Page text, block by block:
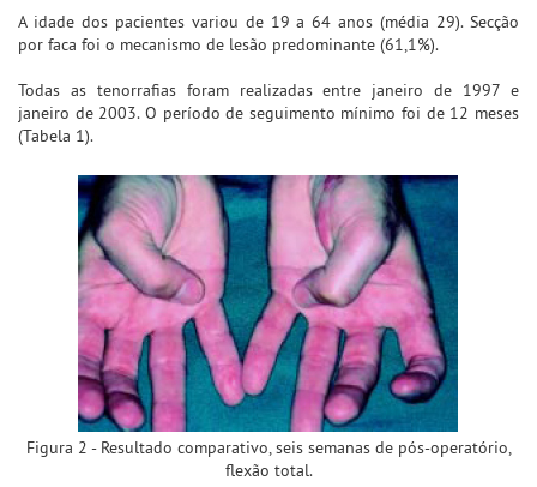
A idade dos pacientes variou de 19 a 64 anos (média 29). Secção
por faca foi o mecanismo de lesão predominante (61,1%).
Todas as tenorrafias foram realizadas entre janeiro de 1997 e
janeiro de 2003. O período de seguimento mínimo foi de 12 meses
(Tabela 1).
Figura 2 - Resultado comparativo, seis semanas de pós-operatório,
flexão total.